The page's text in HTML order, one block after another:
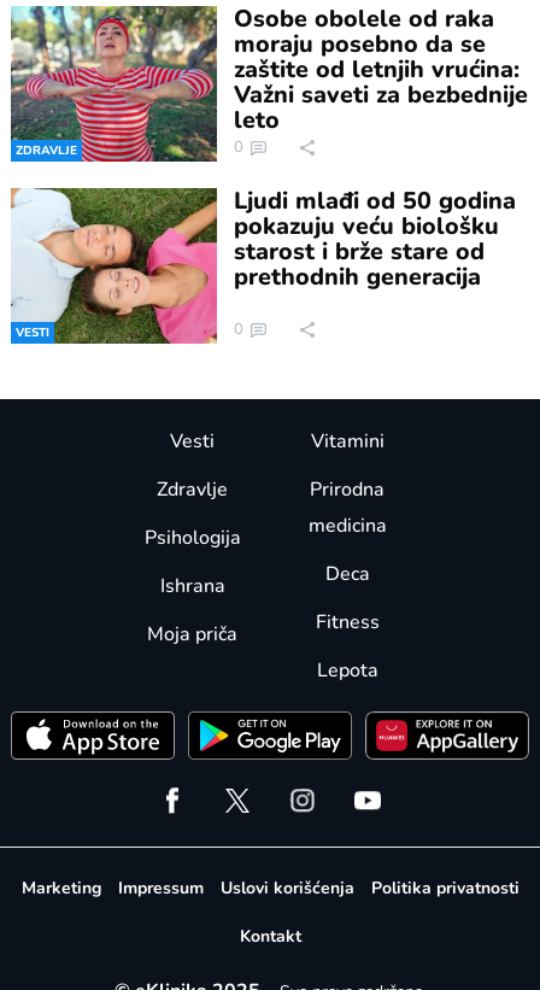
ZDRAVLJE
Osobe obolele od raka
moraju posebno da se
zaštite od letnjih vrućina:
Važni saveti za bezbednije
leto
0
VESTI
Ljudi mlađi od 50 godina
pokazuju veću biološku
starost i brže stare od
prethodnih generacija
0
Vesti
Zdravlje
Psihologija
Ishrana
Moja priča
Vitamini
Prirodna
medicina
Deca
Fitness
Lepota
Marketing Impressum Uslovi korišćenja Politika privatnosti
Kontakt